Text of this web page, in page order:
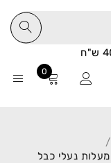
0
/
לוחץ FLAG 90 מעלות נעלי כבל